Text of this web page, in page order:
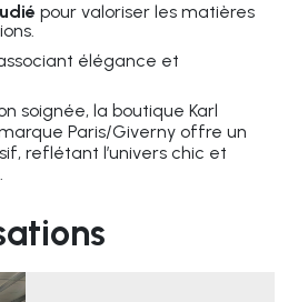
pour valoriser les matières
élégance et
soignée, la boutique Karl
Paris/Giverny offre un
reflétant l’univers chic et